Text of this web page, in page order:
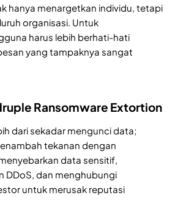
hanya menargetkan individu, tetapi
organisasi. Untuk
harus lebih berhati-hati
yang tampaknya sangat
Ransomware Extortion
dari sekadar mengunci data;
tekanan dengan
data sensitif,
DDoS, dan menghubungi
untuk merusak reputasi